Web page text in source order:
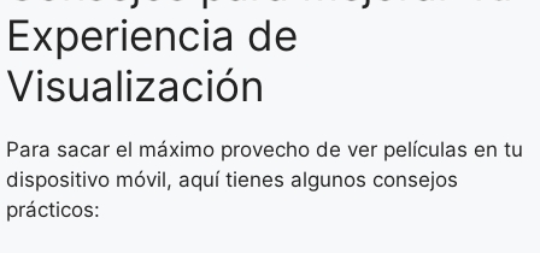
Experiencia de
Visualización
Para sacar el máximo provecho de ver películas en tu
dispositivo móvil, aquí tienes algunos consejos
prácticos: